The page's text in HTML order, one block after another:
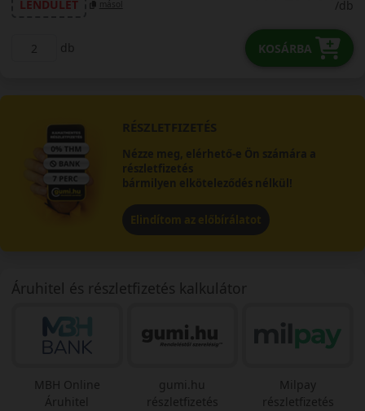
LENDÜLET
másol /db
db KOSÁRBA
RÉSZLETFIZETÉS
Nézze meg, elérhető-e Ön számára a
részletfizetés
bármilyen elköteleződés nélkül!
Elindítom az előbírálatot
Áruhitel és részletfizetés kalkulátor
MBH Online
Áruhitel
gumi.hu
részletfizetés
Milpay
részletfizetés